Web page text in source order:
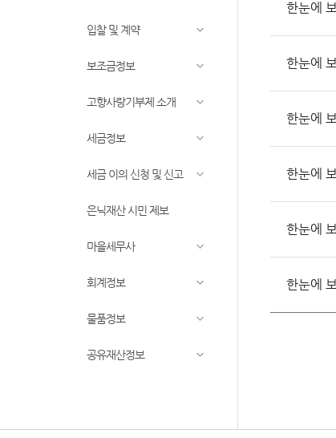
입찰 및 계약
보조금정보
고향사랑기부제 소개
세금정보
세금 이의 신청 및 신고
은닉재산 시민 제보
마을세무사
회계정보
물품정보
공유재산정보
한눈에
한눈에
한눈에
한눈에
한눈에
한눈에